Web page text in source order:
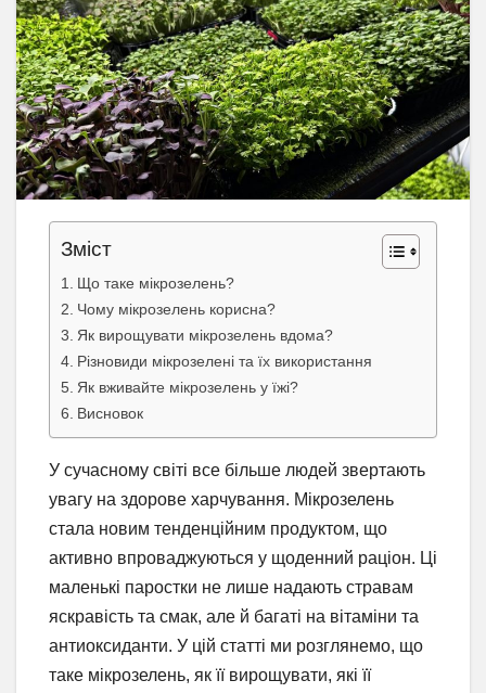
Зміст
Що таке мікрозелень?
Чому мікрозелень корисна?
Як вирощувати мікрозелень вдома?
Різновиди мікрозелені та їх використання
Як вживайте мікрозелень у їжі?
Висновок
У сучасному світі все більше людей звертають
увагу на здорове харчування. Мікрозелень
стала новим тенденційним продуктом, що
активно впроваджуються у щоденний раціон. Ці
маленькі паростки не лише надають стравам
яскравість та смак, але й багаті на вітаміни та
антиоксиданти. У цій статті ми розглянемо, що
таке мікрозелень, як її вирощувати, які її